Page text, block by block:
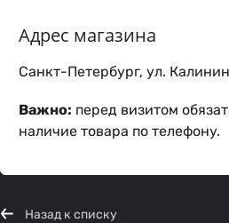
Адрес магазина
Санкт-Петербург, ул.
Важно: перед визитом
наличие товара по телефону.
Назад к списку